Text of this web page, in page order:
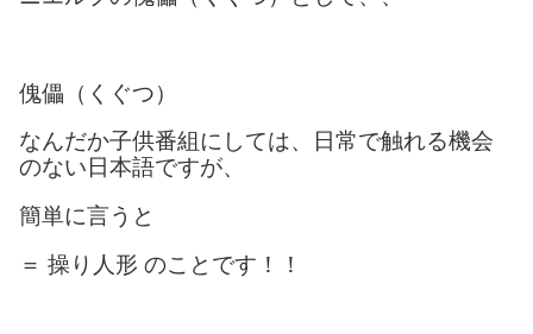
傀儡（くぐつ）
なんだか子供番組にしては、日常で触れる機会
のない日本語ですが、
簡単に言うと
＝ 操り人形 のことです！！